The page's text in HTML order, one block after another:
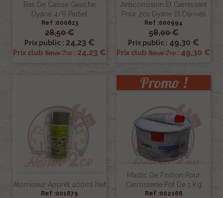
Bas De Caisse Gauche
Dyane 4/6 Partiel
Ref :000813
28,50 €
Prix public : 24,23 €
Prix club Renov 2cv : 24,23 €
Anticorrosion Et Garnissant
Pour 2cv Dyane Et Dérivés
Ref :000994
58,00 €
Prix public : 49,30 €
Prix club Renov 2cv : 49,30 €
Atomiseur Apprêt 400ml Net
Ref :001679
Mastic De Finition Pour
Carrosserie Pot De 1 Kg
Ref :002166
Promo !